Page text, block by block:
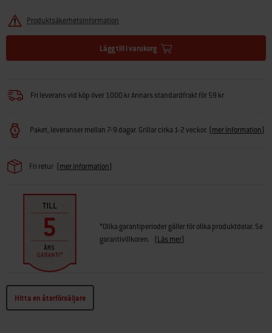
Produktsäkerhetsinformation
Lägg till i varukorg
Fri leverans vid köp över 1000 kr Annars standardfrakt för 59 kr
Paket, leveranser mellan 7-9 dagar. Grillar cirka 1-2 veckor. (mer information)
Fri retur (mer information)
*Olika garantiperioder gäller för olika produktdelar. Se
garantivillkoren. (Läs mer)
Hitta en återförsäljare